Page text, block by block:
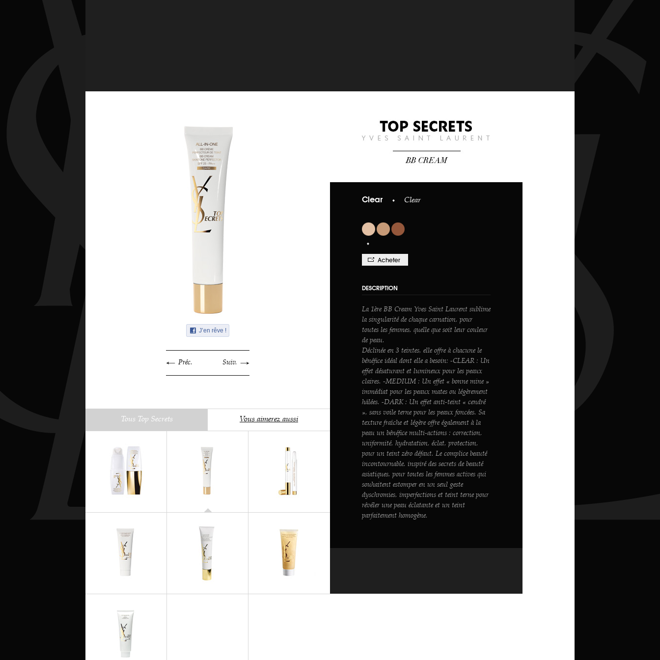
Clear Clear
Acheter
DESCRIPTION
La 1ère BB Cream Yves Saint Laurent sublime
la singularité de chaque carnation, pour
toutes les femmes, quelle que soit leur couleur
de peau.
Déclinée en 3 teintes, elle offre à chacune le
bénéfice idéal dont elle a besoin: -CLEAR : Un
effet désaturant et lumineux pour les peaux
claires. -MEDIUM : Un effet « bonne mine »
immédiat pour les peaux mates ou légèrement
hâlées. -DARK : Un effet anti-teint « cendré
», sans voile terne pour les peaux foncées. Sa
texture fraîche et légère offre également à la
peau un bénéfice multi-actions : correction,
uniformité, hydratation, éclat, protection,
pour un teint zéro défaut. Le complice beauté
incontournable, inspiré des secrets de beauté
asiatiques, pour toutes les femmes actives qui
souhaitent estomper en un seul geste
dyschromies, imperfections et teint terne pour
révéler une peau éclatante et un teint
parfaitement homogène.
J’en rêve !
Préc. Suiv.
Tous Top Secrets Vous aimerez aussi
TOP SECRETS
Pinceau Éclat
BB Cream
TOP SECRETS
Yeux Touche Express
TOP SECRETS
Lait Démaquillant Douceur